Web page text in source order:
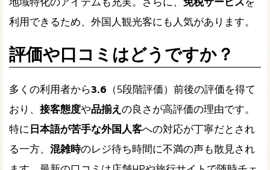
利用できるため、外国人観光客にも人気があります。
評価や口コミはどうですか？
多くの利用者から3.6 （5段階評価）前後の評価を得て
おり、 接客態度や品揃え の良さが高評価の理由です。
特に 日本語が苦手な外国人客への対応が丁寧だとされ
る一方、 混雑時のレジ待ち時間に不満の声も散見され